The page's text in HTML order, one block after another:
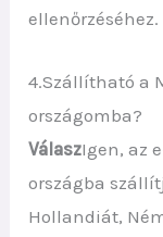
ellenőrzéséhez.
4.Szállítható a
országomba?
VálaszIgen, az
országba
Hollandiát,